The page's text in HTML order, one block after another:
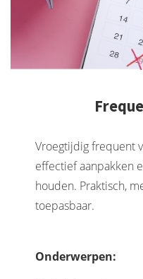
Vroegtijdig frequent
effectief aanpakken
houden. Praktisch,
toepasbaar.
Onderwerpen: